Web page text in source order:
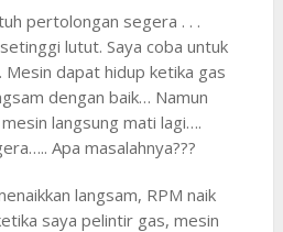
pertolongan segera . . .
lutut. Saya coba untuk
dapat hidup ketika gas
dengan baik… Namun
langsung mati lagi….
Apa masalahnya???
langsam, RPM naik
saya pelintir gas, mesin